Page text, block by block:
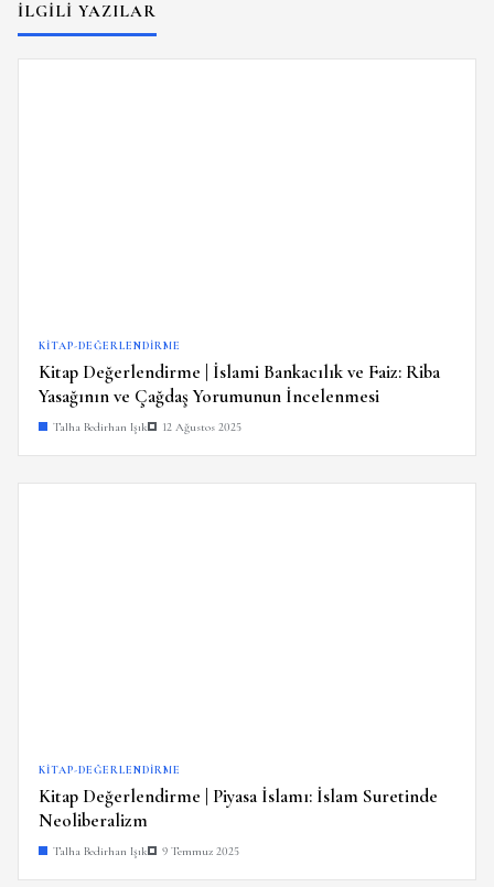
İLGILI YAZILAR
KITAP-DEĞERLENDIRME
Kitap Değerlendirme | İslami Bankacılık ve Faiz: Riba
Yasağının ve Çağdaş Yorumunun İncelenmesi
Talha Bedirhan Işık 12 Ağustos 2025
KITAP-DEĞERLENDIRME
Kitap Değerlendirme | Piyasa İslamı: İslam Suretinde
Neoliberalizm
Talha Bedirhan Işık 9 Temmuz 2025